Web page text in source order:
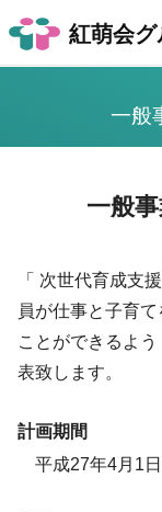
紅萌会グ
一般
一般
「 次世代育成支
員が仕事と子育
ことができるよ
表致します。
計画期間
平成27年4月1